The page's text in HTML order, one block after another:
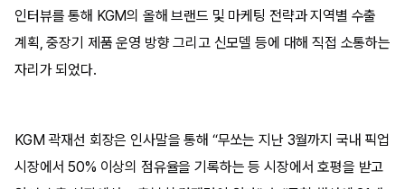
인터뷰를 통해 KGM의 올해 브랜드 및 마케팅 전략과 지역별 수출
계획, 중장기 제품 운영 방향 그리고 신모델 등에 대해 직접 소통하는
자리가 되었다.
KGM 곽재선 회장은 인사말을 통해 “무쏘는 지난 3월까지 국내 픽업
시장에서 50% 이상의 점유율을 기록하는 등 시장에서 호평을 받고